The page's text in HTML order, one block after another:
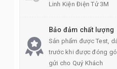
Linh Kiện Điện Tử 3M
Bảo đảm chất lượng
Sản phẩm được Test,
trước khi được đóng
gửi cho Quý Khách